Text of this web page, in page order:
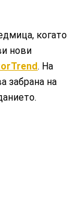
когато
нови
. На
забрана на